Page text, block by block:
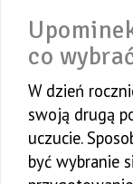
co
W dzień
swoją drugą
uczucie.
być wybranie